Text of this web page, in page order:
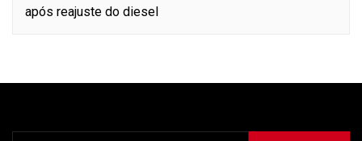
após reajuste do diesel